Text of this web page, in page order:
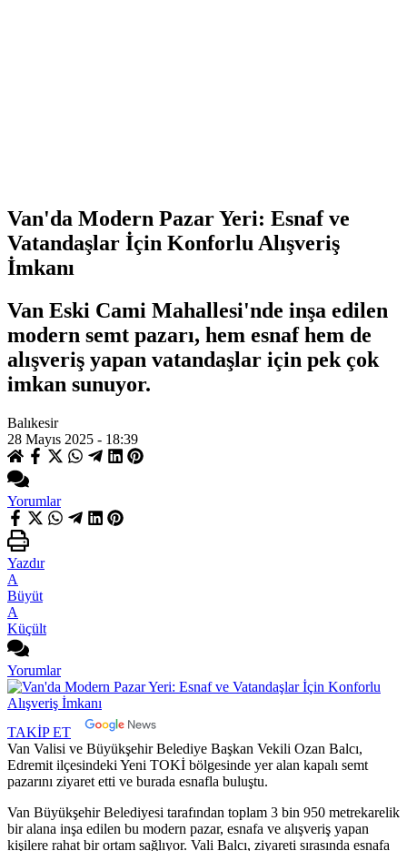
Van'da Modern Pazar Yeri: Esnaf ve
Vatandaşlar İçin Konforlu Alışveriş
İmkanı
Van Eski Cami Mahallesi'nde inşa edilen
modern semt pazarı, hem esnaf hem de
alışveriş yapan vatandaşlar için pek çok
imkan sunuyor.
Balıkesir
28 Mayıs 2025 - 18:39
Yorumlar
Yazdır
A
Büyüt
A
Küçült
Yorumlar
TAKİP ET
Van Valisi ve Büyükşehir Belediye Başkan Vekili Ozan Balcı,
Edremit ilçesindeki Yeni TOKİ bölgesinde yer alan kapalı semt
pazarını ziyaret etti ve burada esnafla buluştu.
Van Büyükşehir Belediyesi tarafından toplam 3 bin 950 metrekarelik
bir alana inşa edilen bu modern pazar, esnafa ve alışveriş yapan
kişilere rahat bir ortam sağlıyor. Vali Balcı, ziyareti sırasında esnafa